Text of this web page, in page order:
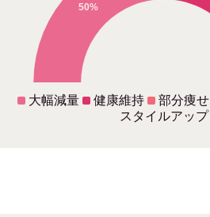
50%
大幅減量 健康維持 部分痩せ
スタイルアップ